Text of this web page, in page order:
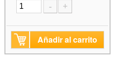
- +
Añadir al carrito